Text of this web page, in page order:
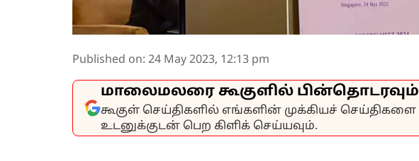
Published on: 24 May 2023, 12:13 pm
மாலைமலரை கூகுளில் பின்தொடரவும்
கூகுள் செய்திகளில் எங்களின் முக்கியச் செய்திகளை
உடனுக்குடன் பெற கிளிக் செய்யவும்.